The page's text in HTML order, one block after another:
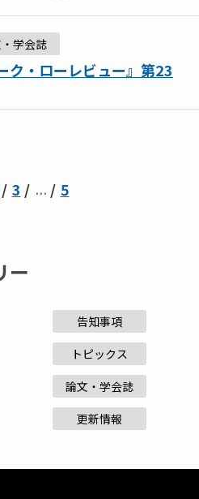
学会誌
ク・ローレビュー』第23
3 … 5
ー
告知事項
トピックス
論文・学会誌
更新情報